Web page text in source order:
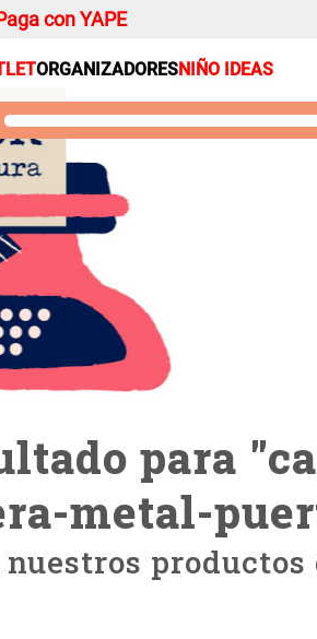
con YAPE
ORGANIZADORESNIÑO IDEAS
para "
metal-
Mueble MDF y Madera
Bambú Inodoro con
Puerta 65x28x171 cm
S/ 349.00S/ 261.00